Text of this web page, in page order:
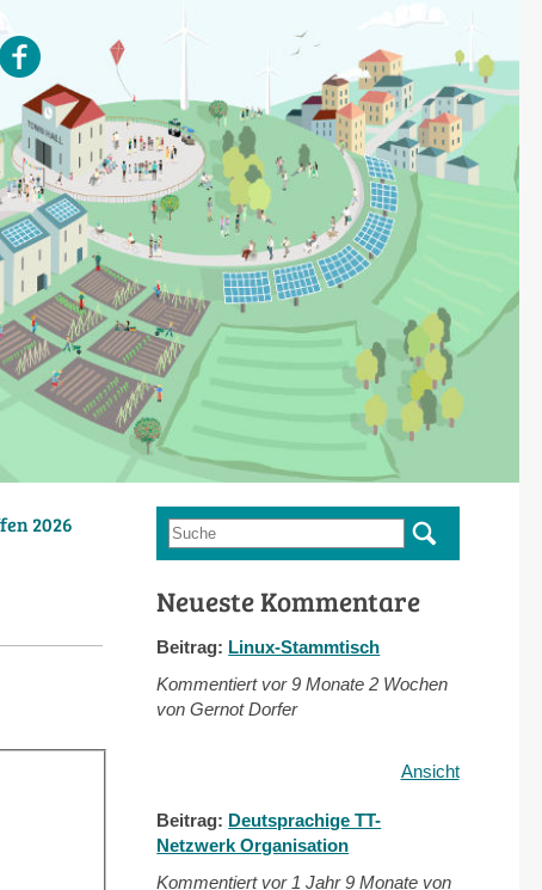
2026
Suchformular
Suche
Neueste Kommentare
Beitrag: Linux-Stammtisch
Kommentiert vor9 Monate 2 Wochen
von Gernot Dorfer
Ansicht
Beitrag: Deutsprachige TT-
Netzwerk Organisation
Kommentiert vor 1 Jahr 9 Monate von